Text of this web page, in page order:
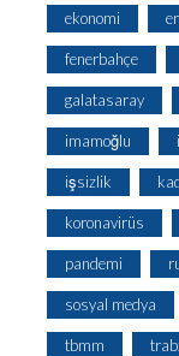
ekonomi
fenerbahçe
galatasaray
imamoğlu
işsizlik
koronavirüs
pandemi
sosyal medya
tbmm